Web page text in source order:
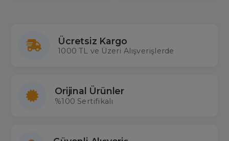
Ücretsiz Kargo
1000 TL ve Üzeri Alışverişlerde
Orijinal Ürünler
%100 Sertifikalı